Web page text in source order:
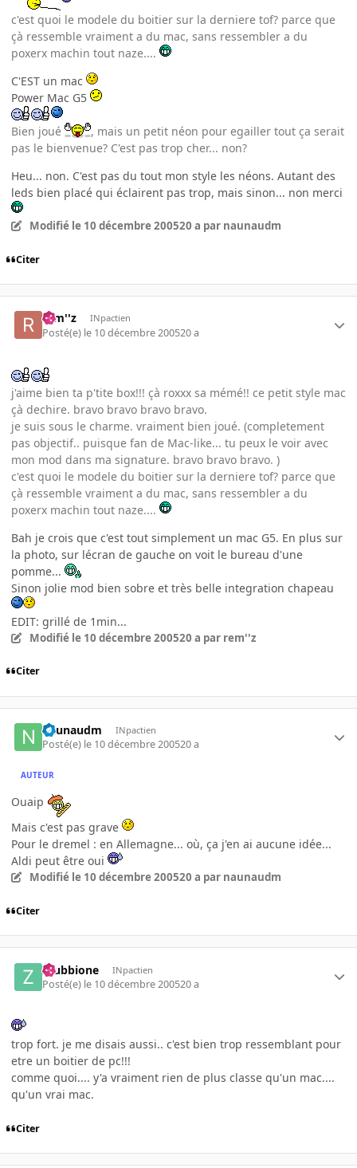
c'est quoi le modele du boitier sur la derniere tof? parce que
çà ressemble vraiment a du mac, sans ressembler a du
poxerx machin tout naze....
C'EST un mac
Power Mac G5
Bien joué
, mais un petit néon pour egailler tout ça serait
pas le bienvenue? C'est pas trop cher... non?
Heu... non. C'est pas du tout mon style les néons. Autant des
leds bien placé qui éclairent pas trop, mais sinon... non merci
Modifié le 10 décembre 200520 a par naunaudm
Citer
rem''z INpactien
Posté(e) le 10 décembre 200520 a
j'aime bien ta p'tite box!!! çà roxxx sa mémé!! ce petit style mac
çà dechire. bravo bravo bravo bravo.
je suis sous le charme. vraiment bien joué. (completement
pas objectif.. puisque fan de Mac-like... tu peux le voir avec
mon mod dans ma signature. bravo bravo bravo. )
c'est quoi le modele du boitier sur la derniere tof? parce que
çà ressemble vraiment a du mac, sans ressembler a du
poxerx machin tout naze....
Bah je crois que c'est tout simplement un mac G5. En plus sur
la photo, sur lécran de gauche on voit le bureau d'une
pomme...
Sinon jolie mod bien sobre et très belle integration chapeau
EDIT: grillé de 1min...
Modifié le 10 décembre 200520 a par rem''z
Citer
naunaudm INpactien
Posté(e) le 10 décembre 200520 a
AUTEUR
Ouaip
Mais c'est pas grave
Pour le dremel : en Allemagne... où, ça j'en ai aucune idée...
Aldi peut être oui
Modifié le 10 décembre 200520 a par naunaudm
Citer
zzubbione INpactien
Posté(e) le 10 décembre 200520 a
trop fort. je me disais aussi.. c'est bien trop ressemblant pour
etre un boitier de pc!!!
comme quoi.... y'a vraiment rien de plus classe qu'un mac....
qu'un vrai mac.
Citer